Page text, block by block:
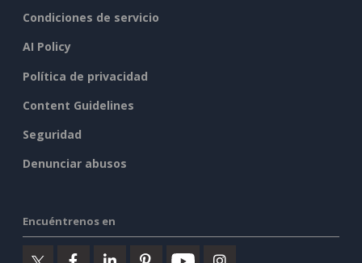
Condiciones de servicio
AI Policy
Política de privacidad
Content Guidelines
Seguridad
Denunciar abusos
Encuéntrenos en